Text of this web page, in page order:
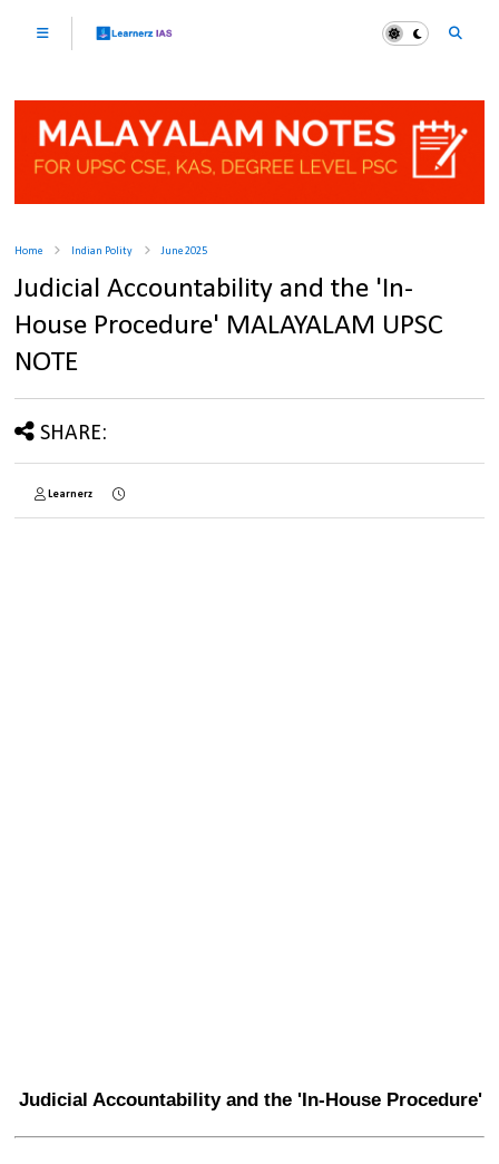
Home Indian Polity June 2025
Judicial Accountability and the 'In-
House Procedure' MALAYALAM UPSC
NOTE
SHARE:
Learnerz